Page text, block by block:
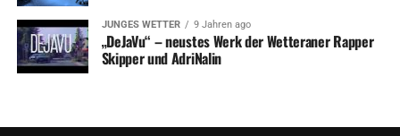
JUNGES WETTER 9 Jahren ago
„DeJaVu“ – neustes Werk der Wetteraner Rapper
Skipper und AdriNalin